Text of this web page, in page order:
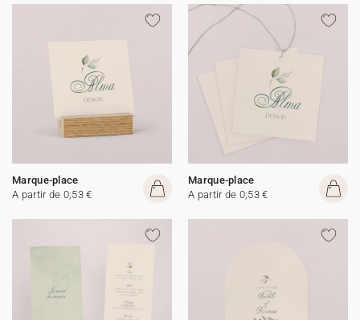
Marque-place
A partir de 0,53 €
Marque-place
A partir de 0,53 €